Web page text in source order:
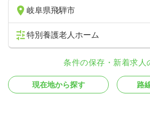
岐阜県飛騨市
特別養護老人ホーム
条件の保存・新着求人
現在地から探す 路